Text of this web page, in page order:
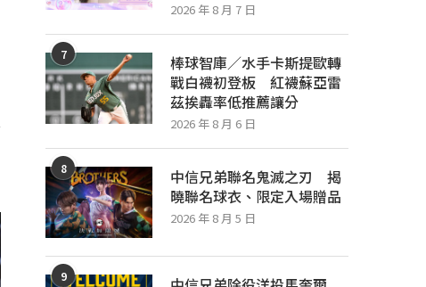
2026 年 8 月 7 日
7
棒球智庫／水手卡斯提歐轉
戰白襪初登板 紅襪蘇亞雷
茲挨轟率低推薦讓分
2026 年 8 月 6 日
8
中信兄弟聯名鬼滅之刃 揭
曉聯名球衣、限定入場贈品
2026 年 8 月 5 日
9